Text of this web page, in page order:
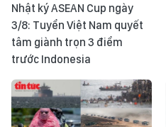
Nhật ký ASEAN Cup ngày
3/8: Tuyển Việt Nam quyết
tâm giành trọn 3 điểm
trước Indonesia